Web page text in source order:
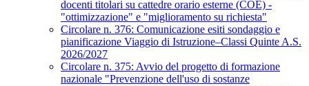
docenti titolari su cattedre orario esterne (COE) -
"ottimizzazione" e "miglioramento su richiesta"
Circolare n. 376: Comunicazione esiti sondaggio e
pianificazione Viaggio di Istruzione–Classi Quinte A.S.
2026/2027
Circolare n. 375: Avvio del progetto di formazione
nazionale "Prevenzione dell'uso di sostanze